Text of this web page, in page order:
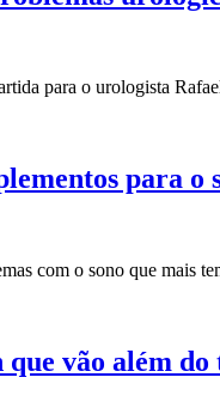
para o urologista
para o
com o sono que mais
que vão além